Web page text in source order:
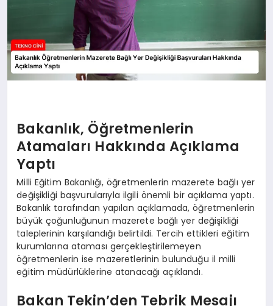
Bakanlık, Öğretmenlerin
Atamaları Hakkında Açıklama
Yaptı
Milli Eğitim Bakanlığı, öğretmenlerin mazerete bağlı yer
değişikliği başvurularıyla ilgili önemli bir açıklama yaptı.
Bakanlık tarafından yapılan açıklamada, öğretmenlerin
büyük çoğunluğunun mazerete bağlı yer değişikliği
taleplerinin karşılandığı belirtildi. Tercih ettikleri eğitim
kurumlarına ataması gerçekleştirilemeyen
öğretmenlerin ise mazeretlerinin bulunduğu il milli
eğitim müdürlüklerine atanacağı açıklandı.
Bakan Tekin’den Tebrik Mesajı